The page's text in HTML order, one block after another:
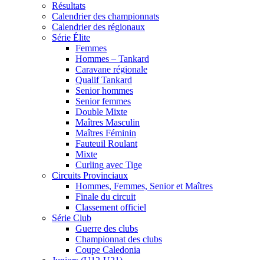
Résultats
Calendrier des championnats
Calendrier des régionaux
Série Élite
Femmes
Hommes – Tankard
Caravane régionale
Qualif Tankard
Senior hommes
Senior femmes
Double Mixte
Maîtres Masculin
Maîtres Féminin
Fauteuil Roulant
Mixte
Curling avec Tige
Circuits Provinciaux
Hommes, Femmes, Senior et Maîtres
Finale du circuit
Classement officiel
Série Club
Guerre des clubs
Championnat des clubs
Coupe Caledonia